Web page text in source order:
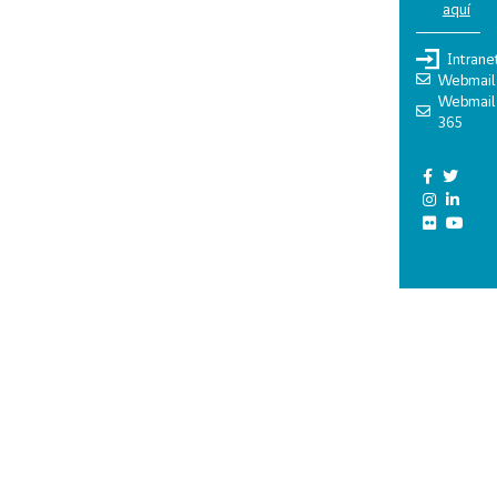
aquí
Webmail
Webmail
365